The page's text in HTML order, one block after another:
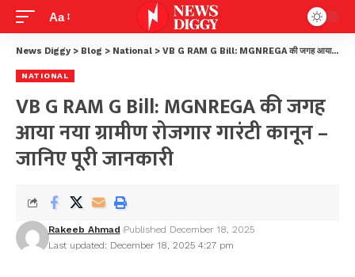
Aa
News Diggy > Blog > National > VB G RAM G Bill: MGNREGA की जगह आया नया ग्रामीण रोजगार गारंटी कानून – जानिए पूरी जानकारी
NATIONAL
VB G RAM G Bill: MGNREGA की जगह
आया नया ग्रामीण रोजगार गारंटी कानून –
जानिए पूरी जानकारी
Last updated: December 18, 2025 4:27 pm
Rakeeb Ahmad Published December 18, 2025